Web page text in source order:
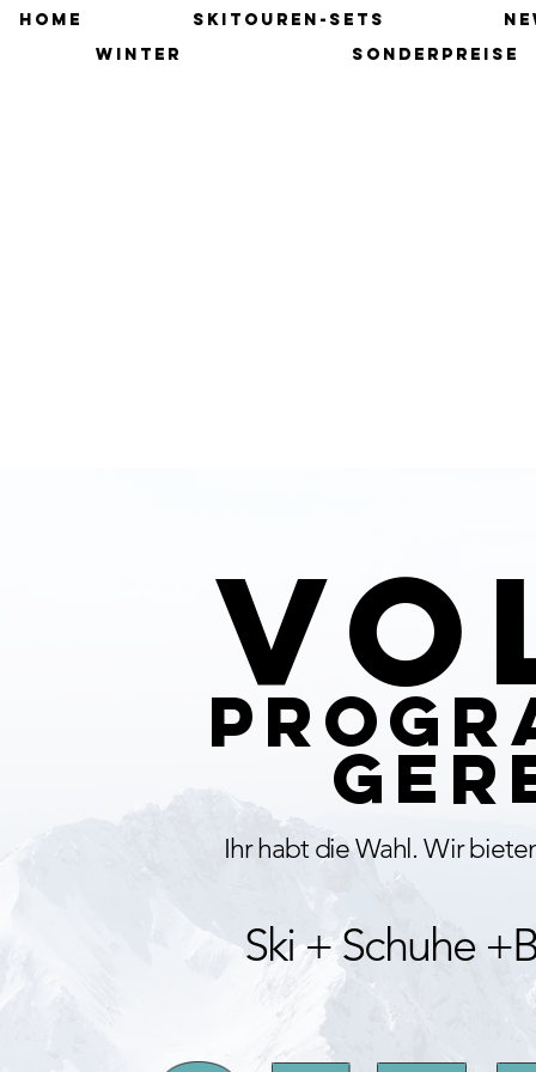
HOME
winter
SKITOUREN-SETS
SONDERPREISE
Ihr habt die Wahl. Wir
Ski + Schuhe